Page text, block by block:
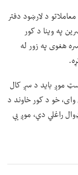
د لارښود دفتر
په وینا د کور
هغوی په زور له
موږ باید د سږ کال
خو د کور خاوند د
چې کډوال راغلي دي، موږ یې